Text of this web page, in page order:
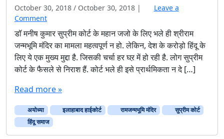
October 30, 2018 / October 30, 2018 |
Leave a
Comment
डॉ मनीष कुमार सुप्रीम कोर्ट के महान जजो के लिए भले ही श्रीराम
जन्मभूमि मंदिर का मामला महत्वपूर्ण न हो. लेकिन, देश के करोड़ो हिंदू के
लिए ये एक मुख्य मुद्दा है. जिसकी चर्चा हर घऱ में हो रही है. लोग सुप्रीम
कोर्ट के फैसले से निराश हैं. कोर्ट भले ही इसे प्रार्थमिकता न दे […]
Read more »
अयोध्‍या इलाहाबाद हाईकोर्ट रामजन्मभूमि मंदिर
सुप्रीम कोर्ट
हिंदू समाज